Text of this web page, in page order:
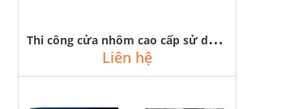
T
hi công cửa nhôm cao cấp sử dụng kính hoa văn trang trí tại hà nội
Liên hệ